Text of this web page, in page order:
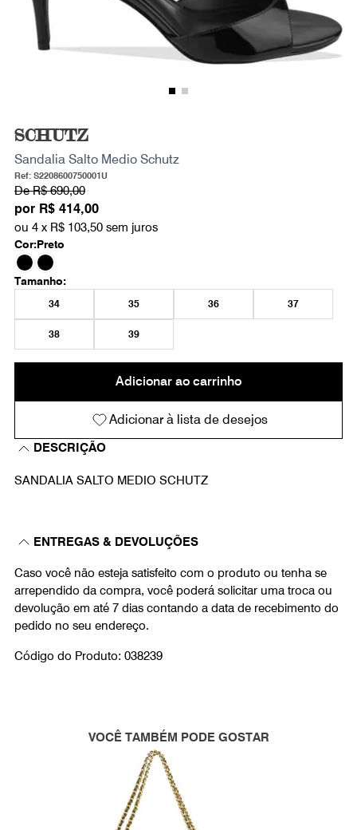
SCHUTZ
Sandalia Salto Medio Schutz
Ref: S2208600750001U
DeR$ 690,00
por R$ 414,00
ou 4 x R$ 103,50 sem juros
Cor:Preto
Tamanho:
34 35 36 37
38 39
Adicionar ao carrinho
Adicionar à lista de desejos
DESCRIÇÃO
SANDALIA SALTO MEDIO SCHUTZ
ENTREGAS & DEVOLUÇÕES
Caso você não esteja satisfeito com o produto ou tenha se
arrependido da compra, você poderá solicitar uma troca ou
devolução em até 7 dias contando a data de recebimento do
pedido no seu endereço.
Código do Produto: 038239
VOCÊ TAMBÉM PODE GOSTAR